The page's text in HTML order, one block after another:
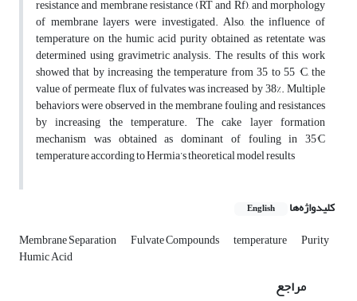
resistance and membrane resistance (RT and Rf), and morphology
of membrane layers were investigated. Also, the influence of
temperature on the humic acid purity obtained as retentate was
determined using gravimetric analysis. The results of this work
showed that by increasing the temperature from 35 to 55 °C, the
value of permeate flux of fulvates was increased by 38%. Multiple
behaviors were observed in the membrane fouling and resistances
by increasing the temperature. The cake layer formation
mechanism was obtained as dominant of fouling in 35°C
temperature according to Hermia’s theoretical model results
کلیدواژه‌ها English
Membrane Separation Fulvate Compounds temperature Purity
Humic Acid
مراجع